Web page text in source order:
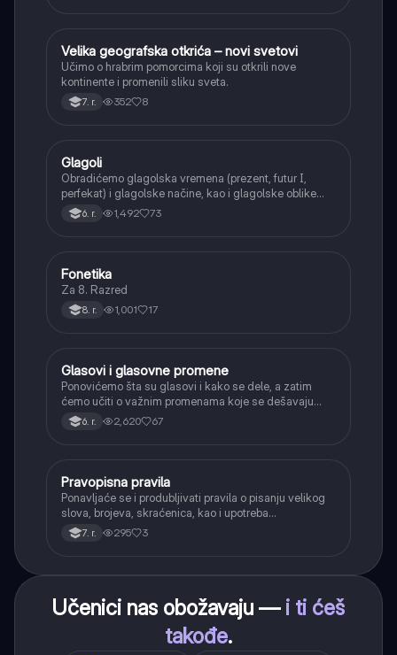
Istorija
Velika geografska otkrića – novi svetovi
Učimo o hrabrim pomorcima koji su otkrili nove
kontinente i promenili sliku sveta.
7. r. 352 8
Srpski jezik
Glagoli
Obradićemo glagolska vremena (prezent, futur I,
perfekat) i glagolske načine, kao i glagolske oblike
(infinitiv, glagolski pridevi i prilozi) i glagolski vid
(svršeni i nesvršeni).
6. r. 1,492 73
Srpski jezik
Fonetika
Za 8. Razred
8. r. 1,001 17
Srpski jezik
Glasovi i glasovne promene
Ponovićemo šta su glasovi i kako se dele, a zatim
ćemo učiti o važnim promenama koje se dešavaju
kada se glasovi nađu jedan pored drugog u rečima
(npr. jednačenje suglasnika po zvučnosti i mestu
6. r. 2,620 67
Srpski jezik
Pravopisna pravila
Ponavljaće se i produbljivati pravila o pisanju velikog
slova, brojeva, skraćenica, kao i upotreba
interpunkcije, sa posebnim fokusom na zarez u
složenoj rečenici.
7. r. 295 3
Učenici nas obožavaju — i ti ćeš
takođe.